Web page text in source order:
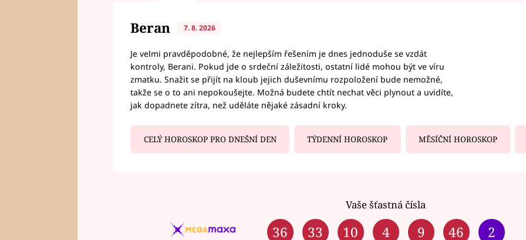
Beran 7. 8. 2026
Je velmi pravděpodobné, že nejlepším řešením je dnes jednoduše se vzdát
kontroly, Berani. Pokud jde o srdeční záležitosti, ostatní lidé mohou být ve víru
zmatku. Snažit se přijít na kloub jejich duševnímu rozpoložení bude nemožné,
takže se o to ani nepokoušejte. Možná budete chtít nechat věci plynout a uvidíte,
jak dopadnete zítra, než uděláte nějaké zásadní kroky.
CELÝ HOROSKOP PRO DNEŠNÍ DEN TÝDENNÍ HOROSKOP MĚSÍČNÍ HOROSKOP
Vaše šťastná čísla
36 33 10 4 9 46 2